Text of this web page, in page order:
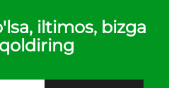
iltimos, bizga